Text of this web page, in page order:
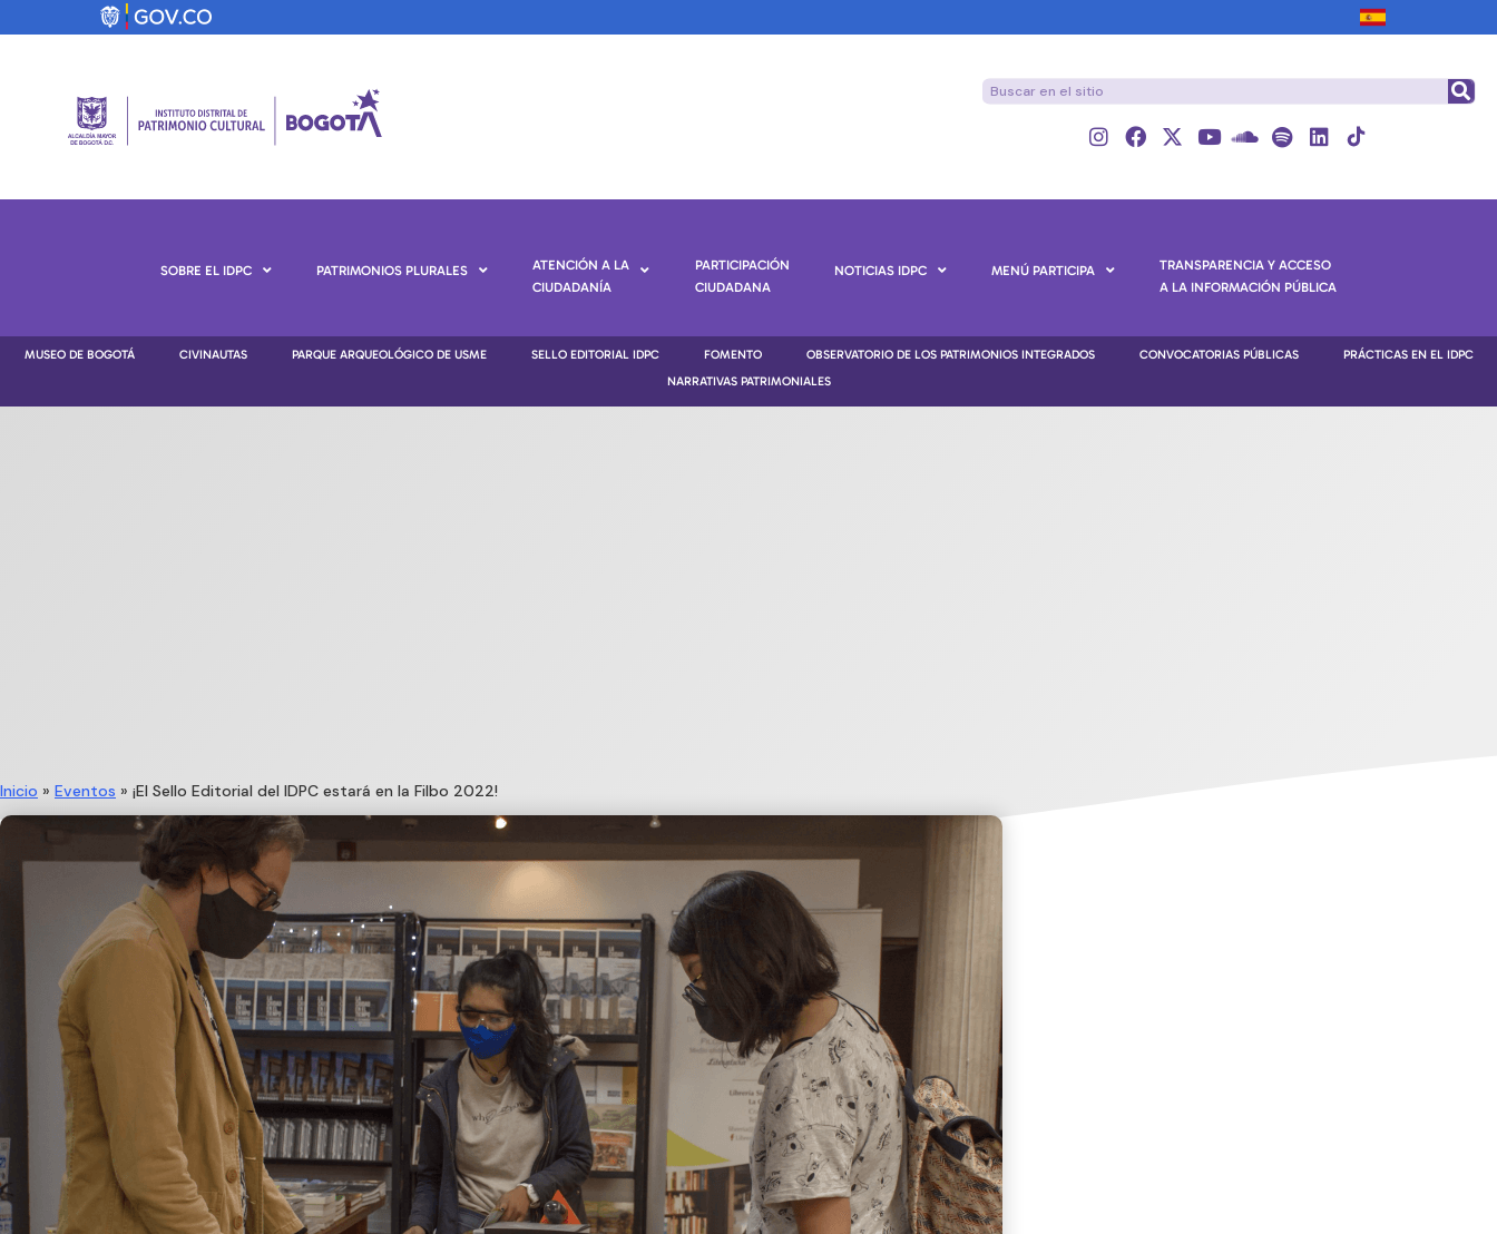
SOBRE EL IDPC PATRIMONIOS PLURALES
ATENCIÓN A LA
CIUDADANÍA
PARTICIPACIÓN
CIUDADANA
NOTICIAS IDPC MENÚ PARTICIPA
TRANSPARENCIA Y ACCESO
A LA INFORMACIÓN PÚBLICA
MUSEO DE BOGOTÁ CIVINAUTAS PARQUE ARQUEOLÓGICO DE USME SELLO EDITORIAL IDPC FOMENTO OBSERVATORIO DE LOS PATRIMONIOS INTEGRADOS CONVOCATORIAS PÚBLICAS
PRÁCTICAS EN EL IDPC
NARRATIVAS PATRIMONIALES
Inicio » Eventos » ¡El Sello Editorial del IDPC estará en la Filbo 2022!